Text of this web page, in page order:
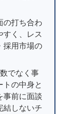
の打ち合わ
すく、レス
採用市場の
数でなく事
トの中身と
事前に面談
結しないチ